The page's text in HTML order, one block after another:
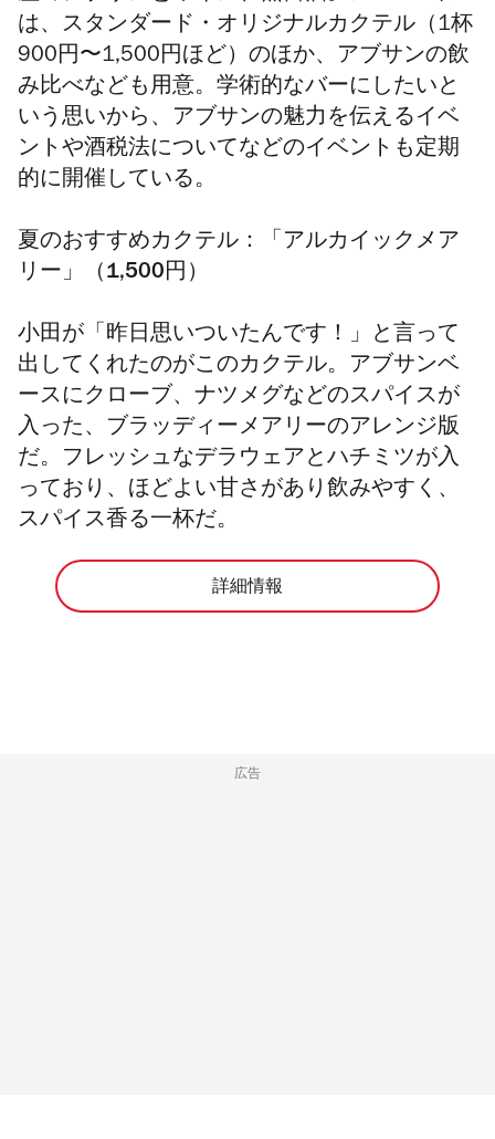
は、スタンダード・オリジナルカクテル（ 1杯
900円〜1,500円ほど ）のほか、アブサンの飲
み比べなども用意。学術的なバーにしたいと
いう思いから、アブサンの魅力を伝えるイベ
ントや酒税法についてなどのイベントも定期
的に開催している。
夏のおすすめカクテル：「アルカイックメア
リー」（1,500円）
小田が「昨日思いついたんです！」と言って
出してくれたのがこのカクテル。アブサンベ
ースにクローブ、ナツメグなどのスパイスが
入った、ブラッディーメアリーのアレンジ版
だ。フレッシュなデラウェアとハチミツが入
っており、ほどよい甘さがあり飲みやすく、
スパイス香る一杯だ。
詳細情報
広告